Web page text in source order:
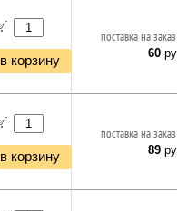
в корзину
поставка на
60
в корзину
поставка на
89